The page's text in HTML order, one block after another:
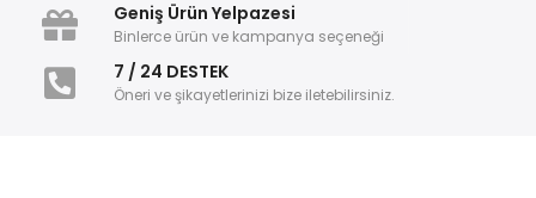
Geniş Ürün Yelpazesi
Binlerce ürün ve kampanya seçeneği
7 / 24 DESTEK
Öneri ve şikayetlerinizi bize iletebilirsiniz.